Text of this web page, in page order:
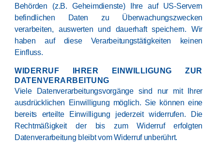
Behörden (z.B. Geheimdienste) Ihre auf US-Servern
befindlichen Daten zu Überwachungszwecken
verarbeiten, auswerten und dauerhaft speichern. Wir
haben auf diese Verarbeitungstätigkeiten keinen
Einfluss.
WIDERRUF IHRER EINWILLIGUNG ZUR
DATENVERARBEITUNG
Viele Datenverarbeitungsvorgänge sind nur mit Ihrer
ausdrücklichen Einwilligung möglich. Sie können eine
bereits erteilte Einwilligung jederzeit widerrufen. Die
Rechtmäßigkeit der bis zum Widerruf erfolgten
Datenverarbeitung bleibt vom Widerruf unberührt.